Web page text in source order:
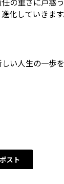
進化していき
い人生の一歩
ポスト